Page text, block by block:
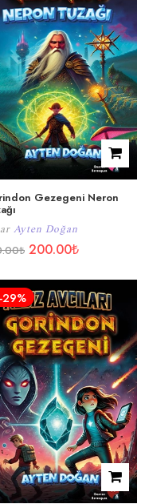
Gezegeni Neron
Ayten Doğan
₺ 200.00₺
-29%